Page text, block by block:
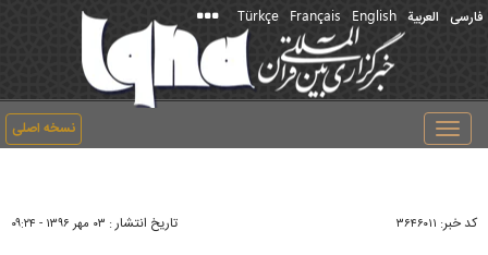
فارسی العربیة English
Français
Türkçe
نسخه اصلی
Toggle
navigation
کد خبر: ۳۶۴۶۰۱۱ تاریخ انتشار : ۰۳ مهر ۱۳۹۶ - ۰۹:۲۴